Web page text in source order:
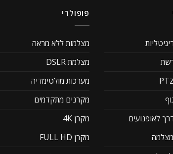
לאופנועים
פופולרי
מצלמות ללא מראה
מצלמת DSLR
מערכות מולטימדיה
מקרנים מתקדמים
מקרן 4K
מקרן FULL HD